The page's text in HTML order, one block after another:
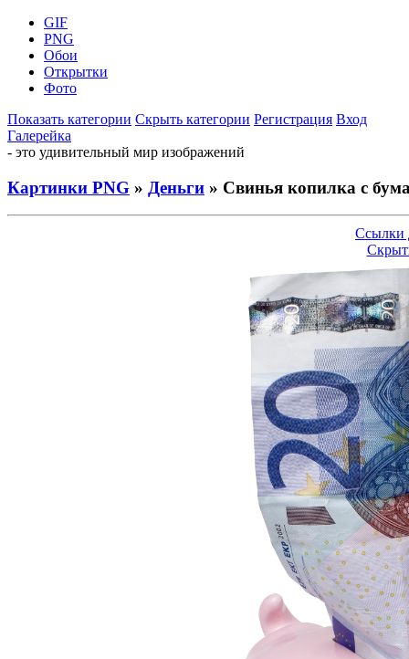
GIF
PNG
Обои
Открытки
Фото
Показать категории Скрыть категории Регистрация Вход
Галерейка
- это удивительный мир изображений
Картинки PNG » Деньги » Свинья копилка с
Ссылки